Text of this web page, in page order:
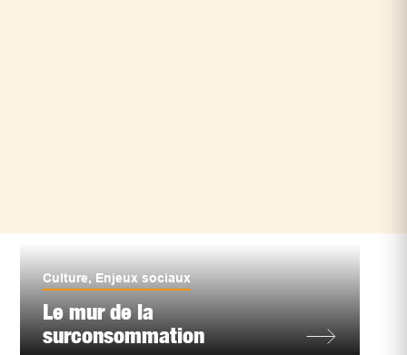
Culture, Enjeux sociaux
Le mur de la
surconsommation